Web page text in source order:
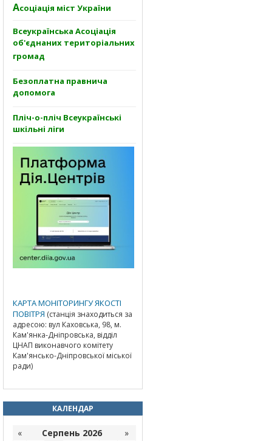
Асоціація міст України
Всеукраїнська Асоціація
об'єднаних територіальних
громад
Безоплатна правнича
допомога
Пліч-о-пліч Всеукраїнські
шкільні ліги
КАРТА МОНІТОРИНГУ ЯКОСТІ
ПОВІТРЯ (станція знаходиться за
адресою: вул Каховська, 98, м.
Кам'янка-Дніпровська, відділ
ЦНАП виконавчого комітету
Кам'янсько-Дніпровської міської
ради)
КАЛЕНДАР
« Серпень 2026 »